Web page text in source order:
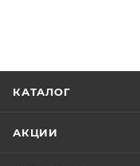
КАТАЛОГ
АКЦИИ